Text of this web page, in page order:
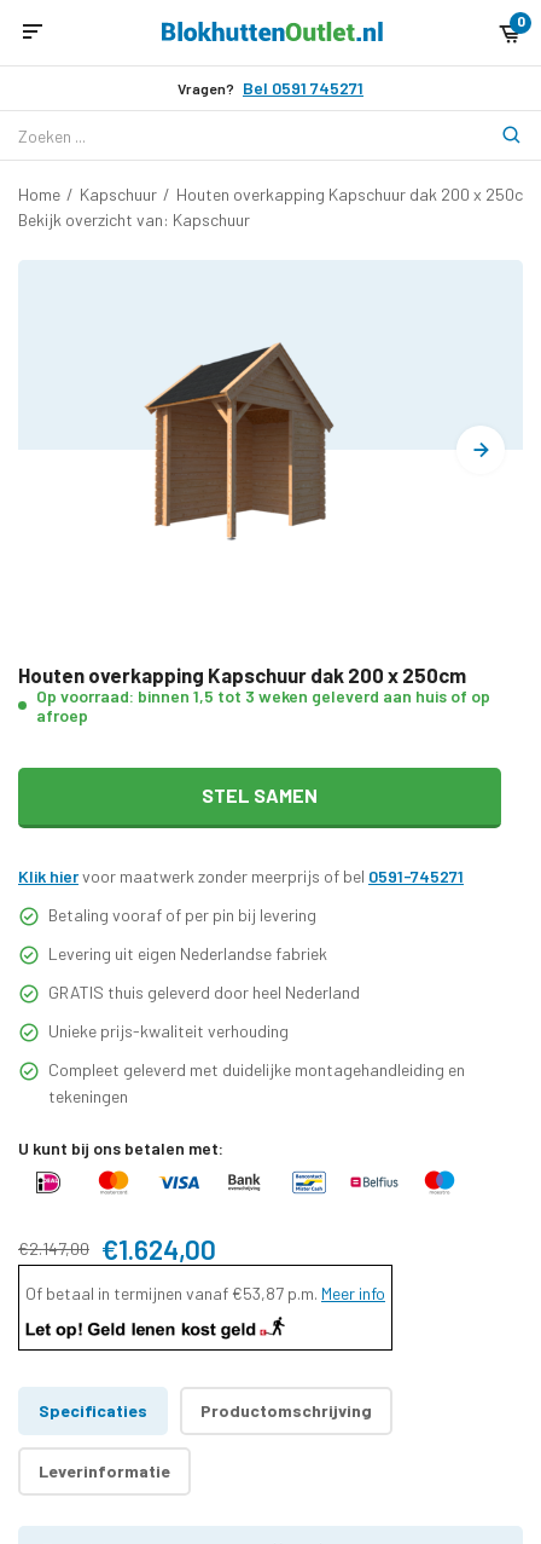
0
Vragen? Bel 0591 745271
Home / Kapschuur / Houten overkapping Kapschuur dak 200 x 250cm
Bekijk overzicht van: Kapschuur
Houten overkapping Kapschuur dak 200 x 250cm
Op voorraad: binnen 1,5 tot 3 weken geleverd aan huis of op
afroep
STEL SAMEN
Klik hiervoor maatwerk zonder meerprijs of bel 0591-745271
Betaling vooraf of per pin bij levering
Levering uit eigen Nederlandse fabriek
GRATIS thuis geleverd door heel Nederland
Unieke prijs-kwaliteit verhouding
Compleet geleverd met duidelijke montagehandleiding en
tekeningen
U kunt bij ons betalen met:
€2.147,00 €1.624,00
Of betaal in termijnen vanaf €53,87 p.m. Meer info
Specificaties Productomschrijving
Leverinformatie